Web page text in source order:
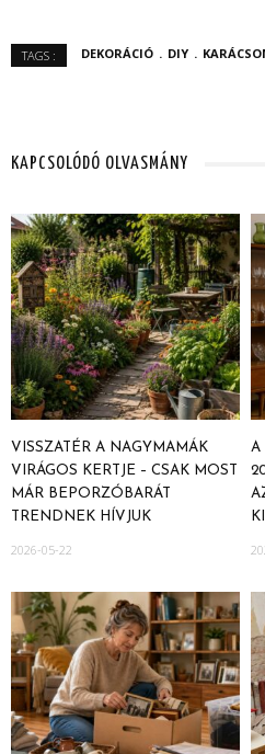
TAGS : DEKORÁCIÓ DIY
KAPCSOLÓDÓ OLVASMÁNY
VISSZATÉR A NAGYMAMÁK
VIRÁGOS KERTJE – CSAK MOST
MÁR BEPORZÓBARÁT
TRENDNEK HÍVJUK
2026-05-22
A